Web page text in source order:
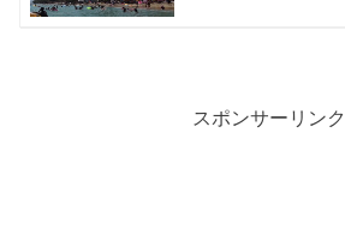
スポンサーリンク